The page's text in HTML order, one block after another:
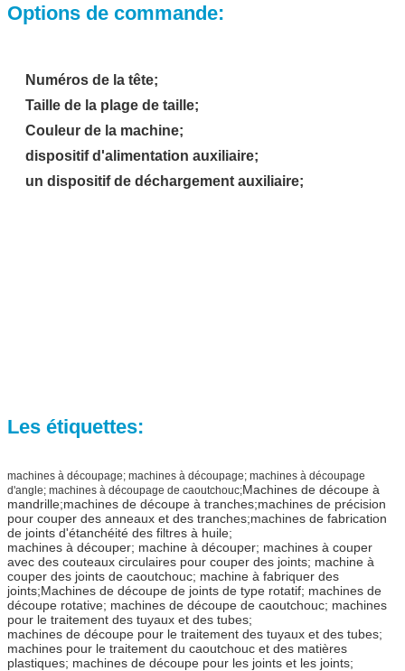
Options de commande:
Numéros de la tête;
Taille de la plage de taille;
Couleur de la machine;
dispositif d'alimentation auxiliaire;
un dispositif de déchargement auxiliaire;
Les étiquettes:
machines à découpage; machines à découpage; machines à découpage
d'angle; machines à découpage de caoutchouc;Machines de découpe à
mandrille;machines de découpe à tranches;machines de précision
pour couper des anneaux et des tranches;machines de fabrication
de joints d'étanchéité des filtres à huile;
machines à découper; machine à découper; machines à couper
avec des couteaux circulaires pour couper des joints; machine à
couper des joints de caoutchouc; machine à fabriquer des
joints;Machines de découpe de joints de type rotatif; machines de
découpe rotative; machines de découpe de caoutchouc; machines
pour le traitement des tuyaux et des tubes;
machines de découpe pour le traitement des tuyaux et des tubes;
machines pour le traitement du caoutchouc et des matières
plastiques; machines de découpe pour les joints et les joints;